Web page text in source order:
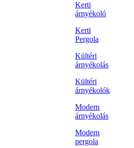
Kerti
árnyékoló
Kerti
Pergola
Kültéri
árnyékolás
Kültéri
árnyékolók
Modern
árnyékolás
Modern
pergola